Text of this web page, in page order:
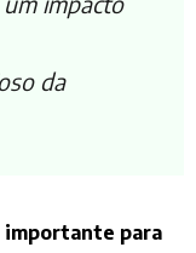
da
importante para